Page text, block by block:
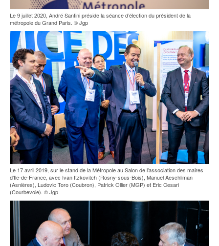
Le 9 juillet 2020, André Santini préside la séance d’élection du président de la
métropole du Grand Paris. © Jgp
Le 17 avril 2019, sur le stand de la Métropole au Salon de l’association des maires
d’Ile-de-France, avec Ivan Itzkovitch (Rosny-sous-Bois), Manuel Aeschliman
(Asnières), Ludovic Toro (Coubron), Patrick Ollier (MGP) et Eric Cesari
(Courbevoie). © Jgp